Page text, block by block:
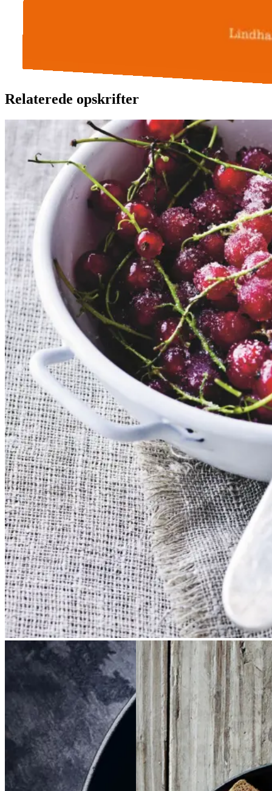
Relaterede opskrifter
Rysteribs Rysteribs
Gem opskrift
Dessert
Dansk mad
Sommermad
De rødlige bær er en sand
sommerklassiker. De har en frisk
og syrlig smag, som når de koges
op med sukker, udgør et dejligt
tilbehør til søde sager. De kan
serveres både til is, en kage eller
bare med letpisket flødeskum eller
skyr rørt lind med lidt mælk.
BraiseretBraiseret
oksetværreboksetvæ
rreb
Brunkager
Brunkage
r